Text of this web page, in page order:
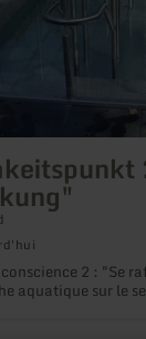
2 : "Se
aquatique sur le